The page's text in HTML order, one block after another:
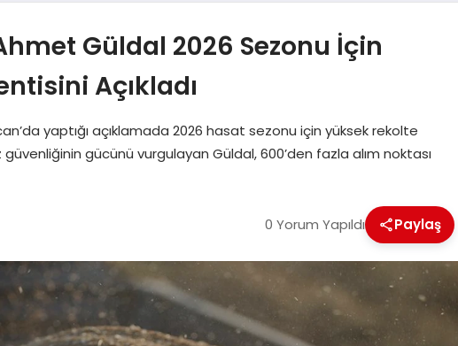
Güldal 2026 Sezonu İçin
Açıkladı
yaptığı açıklamada 2026 hasat sezonu için yüksek rekolte
gücünü vurgulayan Güldal, 600’den fazla alım noktası
0 Yorum Yapıldı Paylaş